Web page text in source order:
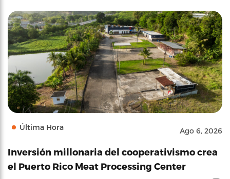
Última Hora Ago 6, 2026
Inversión millonaria del cooperativismo crea
el Puerto Rico Meat Processing Center